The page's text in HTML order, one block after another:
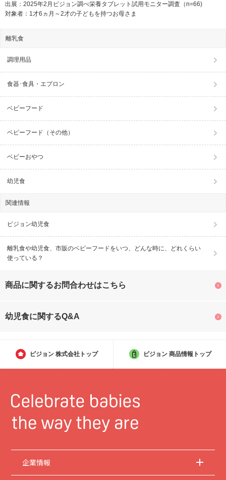
出展：2025年2月ピジョン調べ栄養タブレット試用モニター調査（n=66)
対象者：1才6ヵ月～2才の子どもを持つお母さま
離乳食
調理用品
食器･食具・エプロン
ベビーフード
ベビーフード（その他）
ベビーおやつ
幼児食
関連情報
ピジョン幼児食
離乳食や幼児食、市販のベビーフードをいつ、どんな時に、どれくらい
使っている？
商品に関するお問合わせはこちら
幼児食に関するQ&A
ピジョン 株式会社トップ ピジョン 商品情報トップ
企業情報